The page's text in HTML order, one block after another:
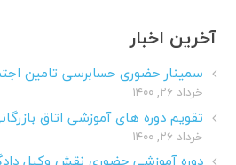
آخرین اخبار
سمینار حضوری حسابرسی تامین
خرداد ۲۶, ۱۴۰۰
تقویم دوره های آموزشی اتاق بازرگانی
خرداد ۲۶, ۱۴۰۰